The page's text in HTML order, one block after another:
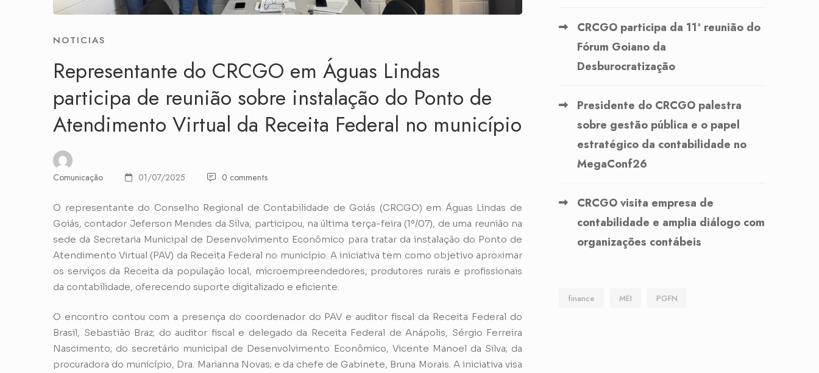
NOTICIAS
Representante do CRCGO em Águas Lindas
participa de reunião sobre instalação do Ponto de
Atendimento Virtual da Receita Federal no município
Comunicação 01/07/2025 0 comments
O representante do Conselho Regional de Contabilidade de Goiás (CRCGO) em Águas Lindas de
Goiás, contador Jeferson Mendes da Silva, participou, na última terça-feira (1º/07), de uma reunião na
sede da Secretaria Municipal de Desenvolvimento Econômico para tratar da instalação do Ponto de
Atendimento Virtual (PAV) da Receita Federal no município. A iniciativa tem como objetivo aproximar
os serviços da Receita da população local, microempreendedores, produtores rurais e profissionais
da contabilidade, oferecendo suporte digitalizado e eficiente.
O encontro contou com a presença do coordenador do PAV e auditor fiscal da Receita Federal do
Brasil, Sebastião Braz; do auditor fiscal e delegado da Receita Federal de Anápolis, Sérgio Ferreira
Nascimento; do secretário municipal de Desenvolvimento Econômico, Vicente Manoel da Silva; da
procuradora do município, Dra. Marianna Novas; e da chefe de Gabinete, Bruna Morais. A iniciativa visa
CRCGO participa da 11ª reunião do
Fórum Goiano da
Desburocratização
Presidente do CRCGO palestra
sobre gestão pública e o papel
estratégico da contabilidade no
MegaConf26
CRCGO visita empresa de
contabilidade e amplia diálogo com
organizações contábeis
finance MEI PGFN